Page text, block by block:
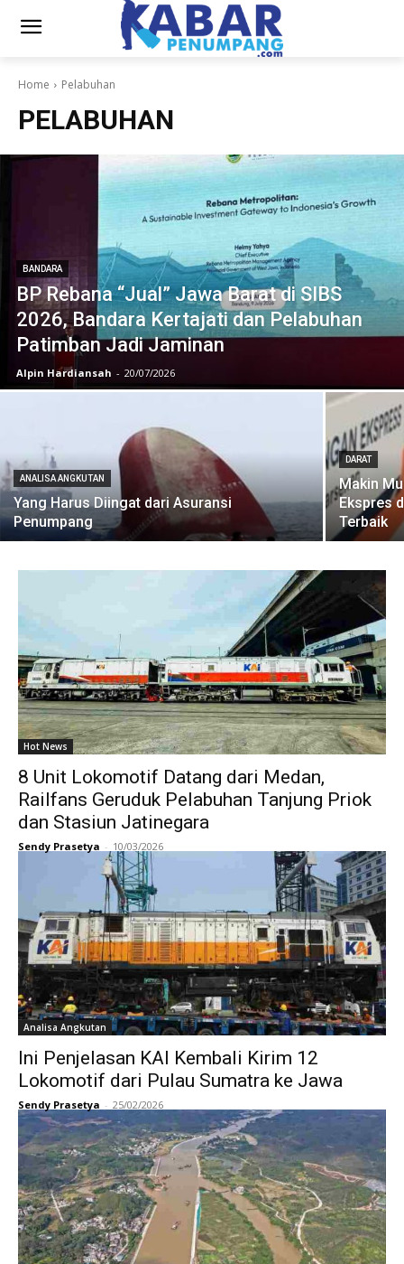
Home Pelabuhan
PELABUHAN
BANDARA
BP Rebana “Jual” Jawa Barat di SIBS
2026, Bandara Kertajati dan Pelabuhan
Patimban Jadi Jaminan
Alpin Hardiansah - 20/07/2026
ANALISA ANGKUTAN
Yang Harus Diingat dari Asuransi
Penumpang
DARAT
Makin
Ekspres
Terbaik
Hot News
8 Unit Lokomotif Datang dari Medan,
Railfans Geruduk Pelabuhan Tanjung Priok
dan Stasiun Jatinegara
Sendy Prasetya - 10/03/2026
Analisa Angkutan
Ini Penjelasan KAI Kembali Kirim 12
Lokomotif dari Pulau Sumatra ke Jawa
Sendy Prasetya - 25/02/2026